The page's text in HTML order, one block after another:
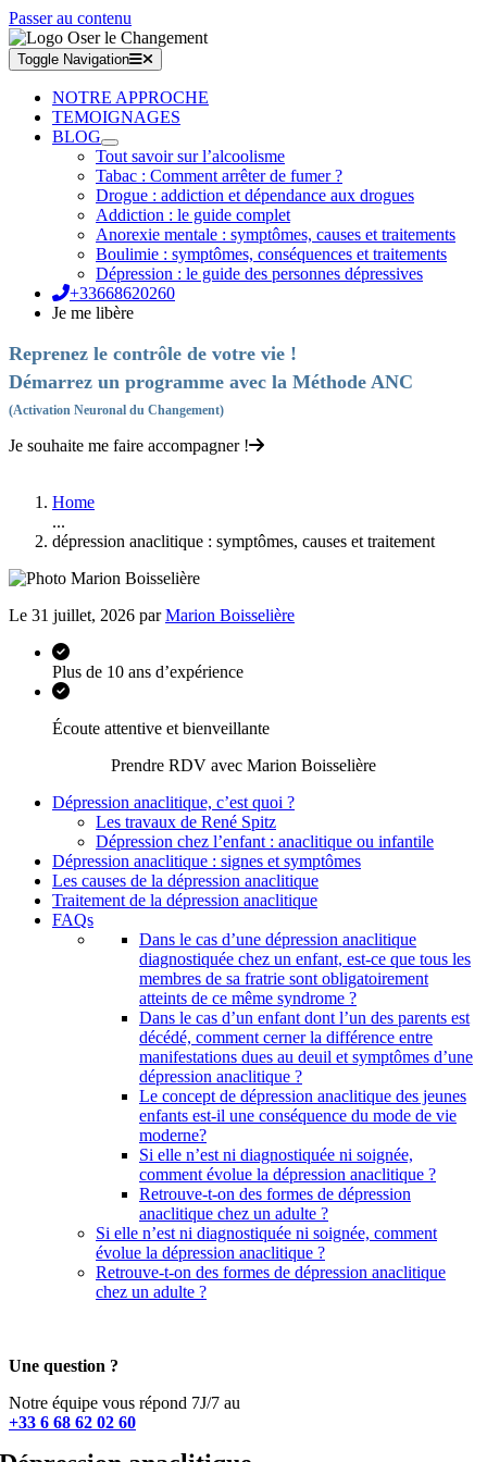
Passer au contenu
Toggle Navigation
NOTRE APPROCHE
TEMOIGNAGES
BLOG
Tout savoir sur l’alcoolisme
Tabac : Comment arrêter de fumer ?
Drogue : addiction et dépendance aux drogues
Addiction : le guide complet
Anorexie mentale : symptômes, causes et traitements
Boulimie : symptômes, conséquences et traitements
Dépression : le guide des personnes dépressives
+33668620260
Je me libère
Reprenez le contrôle de votre vie !
Démarrez un programme avec la Méthode ANC
(Activation Neuronal du Changement)
Je souhaite me faire accompagner !
Home
...
dépression anaclitique : symptômes, causes et traitement
Le 31 juillet, 2026 parMarion Boisselière
Plus de 10 ans d’expérience
Écoute attentive et bienveillante
Prendre RDV avec Marion Boisselière
Dépression anaclitique, c’est quoi ?
Les travaux de René Spitz
Dépression chez l’enfant : anaclitique ou infantile
Dépression anaclitique : signes et symptômes
Les causes de la dépression anaclitique
Traitement de la dépression anaclitique
FAQs
Dans le cas d’une dépression anaclitique
diagnostiquée chez un enfant, est-ce que tous les
membres de sa fratrie sont obligatoirement
atteints de ce même syndrome ?
Dans le cas d’un enfant dont l’un des parents est
décédé, comment cerner la différence entre
manifestations dues au deuil et symptômes d’une
dépression anaclitique ?
Le concept de dépression anaclitique des jeunes
enfants est-il une conséquence du mode de vie
moderne?
Si elle n’est ni diagnostiquée ni soignée,
comment évolue la dépression anaclitique ?
Retrouve-t-on des formes de dépression
anaclitique chez un adulte ?
Si elle n’est ni diagnostiquée ni soignée, comment
évolue la dépression anaclitique ?
Retrouve-t-on des formes de dépression anaclitique
chez un adulte ?
Une question ?
Notre équipe vous répond 7J/7 au
+33 6 68 62 02 60